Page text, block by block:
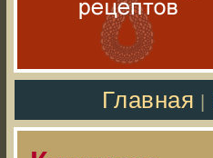
Главная